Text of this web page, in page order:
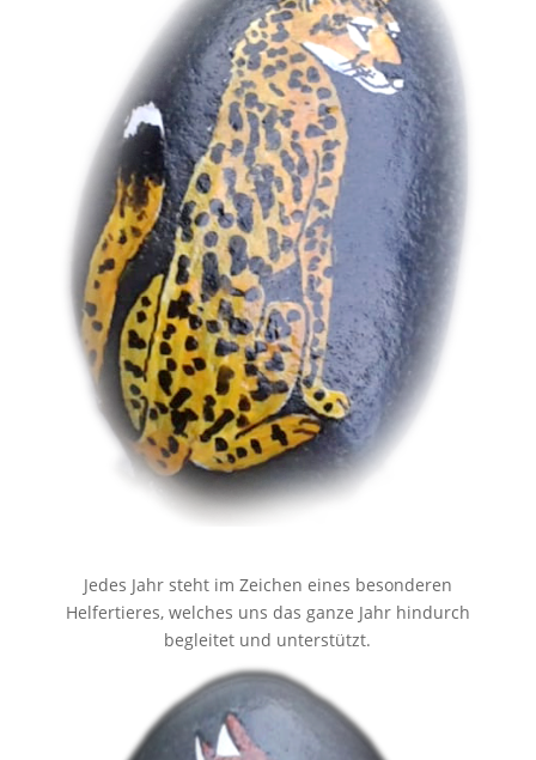
Jedes Jahr steht im Zeichen eines besonderen
Helfertieres, welches uns das ganze Jahr hindurch
begleitet und unterstützt.